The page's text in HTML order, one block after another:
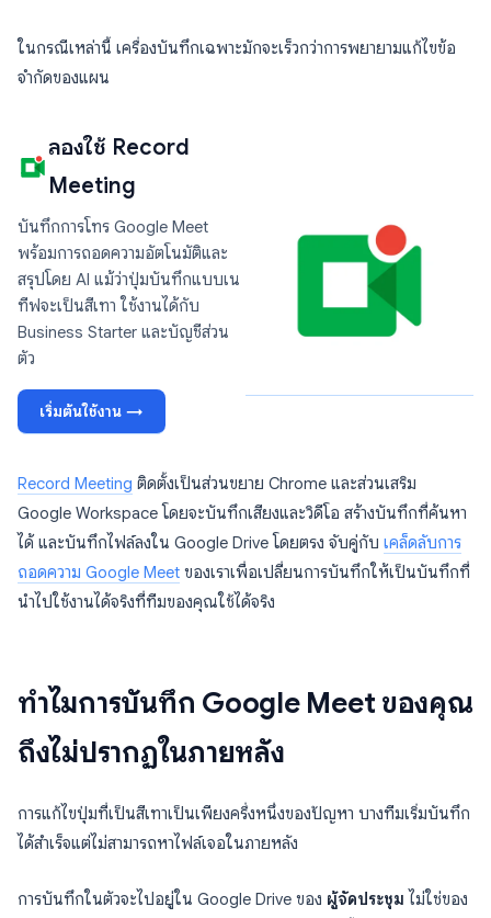
ในกรณีเหล่านี้ เครื่องบันทึกเฉพาะมักจะเร็วกว่าการพยายามแก้ไขข้อ
จำกัดของแผน
ลองใช้ Record
Meeting
บันทึกการโทร Google Meet
พร้อมการถอดความอัตโนมัติและ
สรุปโดย AI แม้ว่าปุ่มบันทึกแบบเน
ทีฟจะเป็นสีเทา ใช้งานได้กับ
Business Starter และบัญชีส่วน
ตัว
เริ่มต้นใช้งาน →
Record Meeting ติดตั้งเป็นส่วนขยาย Chrome และส่วนเสริม
Google Workspace โดยจะบันทึกเสียงและวิดีโอ สร้างบันทึกที่ค้นหา
ได้ และบันทึกไฟล์ลงใน Google Drive โดยตรง จับคู่กับ เคล็ดลับการ
ถอดความ Google Meet ของเราเพื่อเปลี่ยนการบันทึกให้เป็นบันทึกที่
นำไปใช้งานได้จริงที่ทีมของคุณใช้ได้จริง
ทำไมการบันทึก Google Meet ของคุณ
ถึงไม่ปรากฏในภายหลัง
การแก้ไขปุ่มที่เป็นสีเทาเป็นเพียงครึ่งหนึ่งของปัญหา บางทีมเริ่มบันทึก
ได้สำเร็จแต่ไม่สามารถหาไฟล์เจอในภายหลัง
การบันทึกในตัวจะไปอยู่ใน Google Drive ของ ผู้จัดประชุม ไม่ใช่ของ